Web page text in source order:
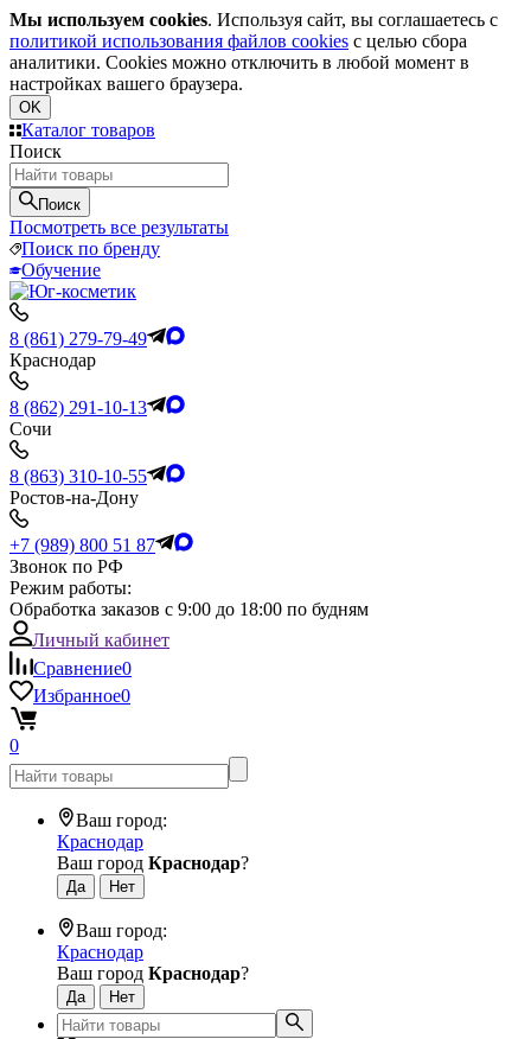
Мы используем cookies. Используя сайт, вы соглашаетесь с
политикой использования файлов cookies с целью сбора
аналитики. Cookies можно отключить в любой момент в
настройках вашего браузера.
OK
Каталог товаров
Поиск
Поиск
Посмотреть все результаты
Поиск по бренду
Обучение
8 (861) 279-79-49
Краснодар
8 (862) 291-10-13
Сочи
8 (863) 310-10-55
Ростов-на-Дону
+7 (989) 800 51 87
Звонок по РФ
Режим работы:
Обработка заказов с 9:00 до 18:00 по будням
Личный кабинет
Сравнение0
Избранное0
0
Ваш город:
Краснодар
Ваш город Краснодар?
Ваш город:
Краснодар
Ваш город Краснодар?